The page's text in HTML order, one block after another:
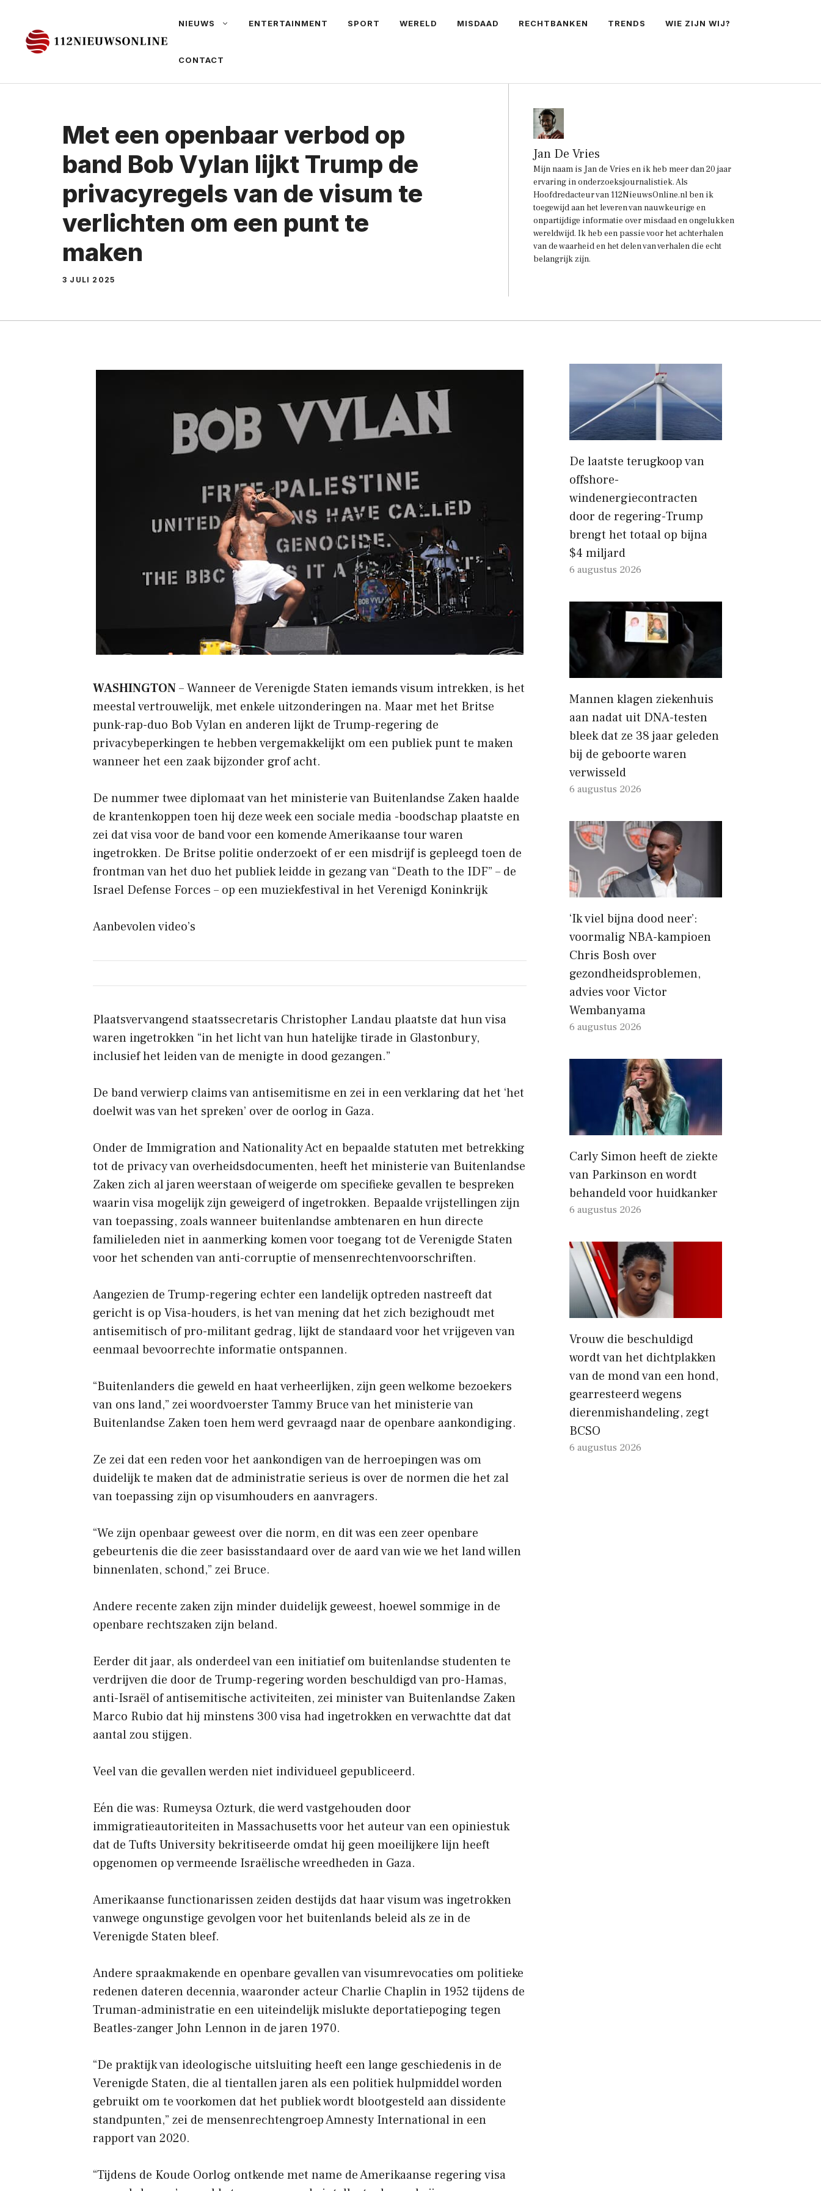
NIEUWS ENTERTAINMENT SPORT WERELD MISDAAD RECHTBANKEN TRENDS WIE ZIJN WIJ?
CONTACT
Met een openbaar verbod op
band Bob Vylan lijkt Trump de
privacyregels van de visum te
verlichten om een ​​punt te
maken
3 JULI 2025
Jan De Vries
Mijn naam is Jan de Vries en ik heb meer dan 20 jaar
ervaring in onderzoeksjournalistiek. Als
Hoofdredacteur van 112NieuwsOnline.nl ben ik
toegewijd aan het leveren van nauwkeurige en
onpartijdige informatie over misdaad en ongelukken
wereldwijd. Ik heb een passie voor het achterhalen
van de waarheid en het delen van verhalen die echt
belangrijk zijn.
WASHINGTON– Wanneer de Verenigde Staten iemands visum intrekken, is het
meestal vertrouwelijk, met enkele uitzonderingen na. Maar met het Britse
punk-rap-duo Bob Vylan en anderen lijkt de Trump-regering de
privacybeperkingen te hebben vergemakkelijkt om een ​​publiek punt te maken
wanneer het een zaak bijzonder grof acht.
De nummer twee diplomaat van het ministerie van Buitenlandse Zaken haalde
de krantenkoppen toen hij deze week een sociale media -boodschap plaatste en
zei dat visa voor de band voor een komende Amerikaanse tour waren
ingetrokken. De Britse politie onderzoekt of er een misdrijf is gepleegd toen de
frontman van het duo het publiek leidde in gezang van “Death to the IDF” – de
Israel Defense Forces – op een muziekfestival in het Verenigd Koninkrijk
Aanbevolen video’s
Plaatsvervangend staatssecretaris Christopher Landau plaatste dat hun visa
waren ingetrokken “in het licht van hun hatelijke tirade in Glastonbury,
inclusief het leiden van de menigte in dood gezangen.”
De band verwierp claims van antisemitisme en zei in een verklaring dat het ‘het
doelwit was van het spreken’ over de oorlog in Gaza.
Onder de Immigration and Nationality Act en bepaalde statuten met betrekking
tot de privacy van overheidsdocumenten, heeft het ministerie van Buitenlandse
Zaken zich al jaren weerstaan ​​of weigerde om specifieke gevallen te bespreken
waarin visa mogelijk zijn geweigerd of ingetrokken. Bepaalde vrijstellingen zijn
van toepassing, zoals wanneer buitenlandse ambtenaren en hun directe
familieleden niet in aanmerking komen voor toegang tot de Verenigde Staten
voor het schenden van anti-corruptie of mensenrechtenvoorschriften.
Aangezien de Trump-regering echter een landelijk optreden nastreeft dat
gericht is op Visa-houders, is het van mening dat het zich bezighoudt met
antisemitisch of pro-militant gedrag, lijkt de standaard voor het vrijgeven van
eenmaal bevoorrechte informatie ontspannen.
“Buitenlanders die geweld en haat verheerlijken, zijn geen welkome bezoekers
van ons land,” zei woordvoerster Tammy Bruce van het ministerie van
Buitenlandse Zaken toen hem werd gevraagd naar de openbare aankondiging.
Ze zei dat een reden voor het aankondigen van de herroepingen was om
duidelijk te maken dat de administratie serieus is over de normen die het zal
van toepassing zijn op visumhouders en aanvragers.
“We zijn openbaar geweest over die norm, en dit was een zeer openbare
gebeurtenis die die zeer basisstandaard over de aard van wie we het land willen
binnenlaten, schond,” zei Bruce.
Andere recente zaken zijn minder duidelijk geweest, hoewel sommige in de
openbare rechtszaken zijn beland.
Eerder dit jaar, als onderdeel van een initiatief om buitenlandse studenten te
verdrijven die door de Trump-regering worden beschuldigd van pro-Hamas,
anti-Israël of antisemitische activiteiten, zei minister van Buitenlandse Zaken
Marco Rubio dat hij minstens 300 visa had ingetrokken en verwachtte dat dat
aantal zou stijgen.
Veel van die gevallen werden niet individueel gepubliceerd.
Eén die was: Rumeysa Ozturk, die werd vastgehouden door
immigratieautoriteiten in Massachusetts voor het auteur van een opiniestuk
dat de Tufts University bekritiseerde omdat hij geen moeilijkere lijn heeft
opgenomen op vermeende Israëlische wreedheden in Gaza.
Amerikaanse functionarissen zeiden destijds dat haar visum was ingetrokken
vanwege ongunstige gevolgen voor het buitenlands beleid als ze in de
Verenigde Staten bleef.
Andere spraakmakende en openbare gevallen van visumrevocaties om politieke
redenen dateren decennia, waaronder acteur Charlie Chaplin in 1952 tijdens de
Truman-administratie en een uiteindelijk mislukte deportatiepoging tegen
Beatles-zanger John Lennon in de jaren 1970.
“De praktijk van ideologische uitsluiting heeft een lange geschiedenis in de
Verenigde Staten, die al tientallen jaren als een politiek hulpmiddel worden
gebruikt om te voorkomen dat het publiek wordt blootgesteld aan dissidente
standpunten,” zei de mensenrechtengroep Amnesty International in een
rapport van 2020.
“Tijdens de Koude Oorlog ontkende met name de Amerikaanse regering visa
De laatste terugkoop van
offshore-
windenergiecontracten
door de regering-Trump
brengt het totaal op bijna
$4 miljard
6 augustus 2026
Mannen klagen ziekenhuis
aan nadat uit DNA-testen
bleek dat ze 38 jaar geleden
bij de geboorte waren
verwisseld
6 augustus 2026
‘Ik viel bijna dood neer’:
voormalig NBA-kampioen
Chris Bosh over
gezondheidsproblemen,
advies voor Victor
Wembanyama
6 augustus 2026
Carly Simon heeft de ziekte
van Parkinson en wordt
behandeld voor huidkanker
6 augustus 2026
Vrouw die beschuldigd
wordt van het dichtplakken
van de mond van een hond,
gearresteerd wegens
dierenmishandeling, zegt
BCSO
6 augustus 2026